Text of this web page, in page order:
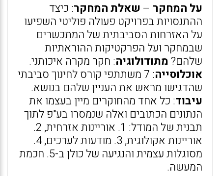
על המחקר – שאלת המחקר: כיצד
ההתנסויות בפרויקט פעולה פוליטי השפיעו
על האזרחות הסביבתית של המתכשרים
שבמחקר ועל הפרקטיקות ההוראתיות
שלהם?מתודולוגיה: חקר מקרה איכותני.
אוכלוסייה
: 7 משתתפי קורס לחינוך סביבתי
שהדגישו מראש את העניין שלהם בנושא.
עיבוד: כל אחד מהחוקרים מיין בעצמו את
הנתונים הכתובים ואלה שנמסרו בע"פ לתוך
תבנית של המודל: 1. אוריינות אזרחית, 2.
אוריינות אקולוגית, 3. מודעות לערכים, 4.
מסוגלות עצמית והנגיעה של כולן ב-5. חכמת
המעשה.